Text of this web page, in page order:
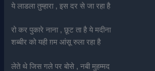
ये लाडला तुम्हारा , इस दर से जा रहा है
रो कर पुकारे नाना , छूट ता है ये मदीना
शब्बीर को यही ग़म आंसू रुला रहा है
लेते थे जिस गले पर बोसे , नबी मुहम्मद